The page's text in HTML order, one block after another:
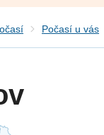
Počasí u vás